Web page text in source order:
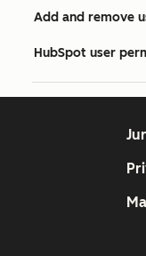
Add and remove
HubSpot user